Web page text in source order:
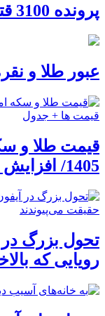
پرونده 3100 قتل به صلح و سازش ختم شد
عبور طلا و
1405/ افزایش همه قیمت ها + جدول
رویایی که